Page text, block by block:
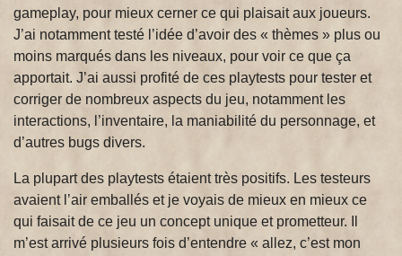
gameplay, pour mieux cerner ce qui plaisait aux joueurs.
J’ai notamment testé l’idée d’avoir des « thèmes » plus ou
moins marqués dans les niveaux, pour voir ce que ça
apportait. J’ai aussi profité de ces playtests pour tester et
corriger de nombreux aspects du jeu, notamment les
interactions, l’inventaire, la maniabilité du personnage, et
d’autres bugs divers.
La plupart des playtests étaient très positifs. Les testeurs
avaient l’air emballés et je voyais de mieux en mieux ce
qui faisait de ce jeu un concept unique et prometteur. Il
m’est arrivé plusieurs fois d’entendre « allez, c’est mon